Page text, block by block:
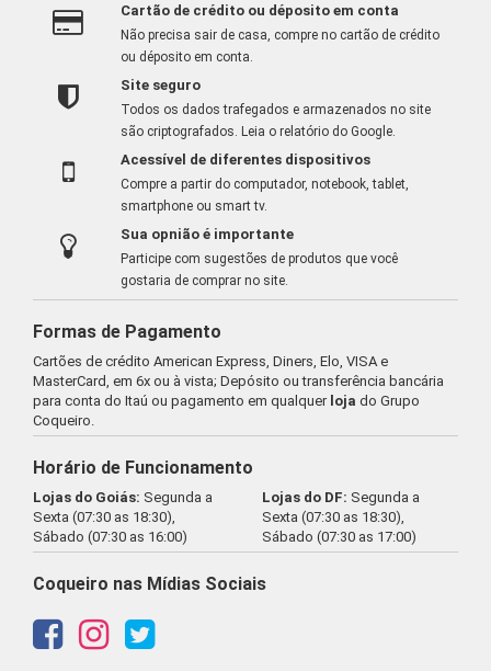
Cartão de crédito ou déposito em conta
Não precisa sair de casa, compre no cartão de crédito
ou déposito em conta.
Site seguro
Todos os dados trafegados e armazenados no site
são criptografados. Leia o relatório do Google.
Acessível de diferentes dispositivos
Compre a partir do computador, notebook, tablet,
smartphone ou smart tv.
Sua opnião é importante
Participe com sugestões de produtos que você
gostaria de comprar no site.
Formas de Pagamento
Cartões de crédito American Express, Diners, Elo, VISA e
MasterCard, em 6x ou à vista; Depósito ou transferência bancária
para conta do Itaú ou pagamento em qualquer loja do Grupo
Coqueiro.
Horário de Funcionamento
Lojas do Goiás: Segunda a
Sexta (07:30 as 18:30),
Sábado (07:30 as 16:00)
Lojas do DF: Segunda a
Sexta (07:30 as 18:30),
Sábado (07:30 as 17:00)
Coqueiro nas Mídias Sociais